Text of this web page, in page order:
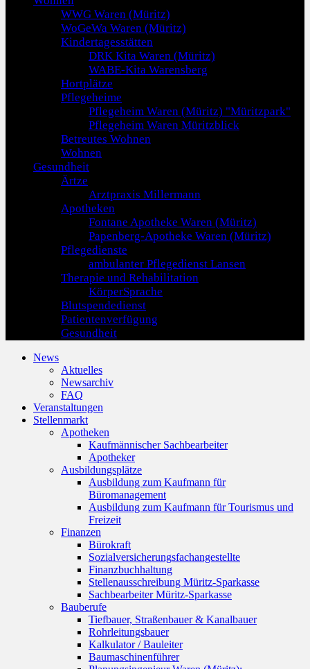
WWG Waren (Müritz)
WoGeWa Waren (Müritz)
Kindertagesstätten
DRK Kita Waren (Müritz)
WABE-Kita Warensberg
Hortplätze
Pflegeheime
Pflegeheim Waren (Müritz) "Müritzpark"
Pflegeheim Waren Müritzblick
Betreutes Wohnen
Wohnen
Gesundheit
Ärtze
Arztpraxis Millermann
Apotheken
Fontane Apotheke Waren (Müritz)
Papenberg-Apotheke Waren (Müritz)
Pflegedienste
ambulanter Pflegedienst Lansen
Therapie und Rehabilitation
KörperSprache
Blutspendedienst
Patientenverfügung
Gesundheit
News
Aktuelles
Newsarchiv
FAQ
Veranstaltungen
Stellenmarkt
Apotheken
Kaufmännischer Sachbearbeiter
Apotheker
Ausbildungsplätze
Ausbildung zum Kaufmann für
Büromanagement
Ausbildung zum Kaufmann für Tourismus und
Freizeit
Finanzen
Bürokraft
Sozialversicherungsfachangestellte
Finanzbuchhaltung
Stellenausschreibung Müritz-Sparkasse
Sachbearbeiter Müritz-Sparkasse
Bauberufe
Tiefbauer, Straßenbauer & Kanalbauer
Rohrleitungsbauer
Kalkulator / Bauleiter
Baumaschinenführer